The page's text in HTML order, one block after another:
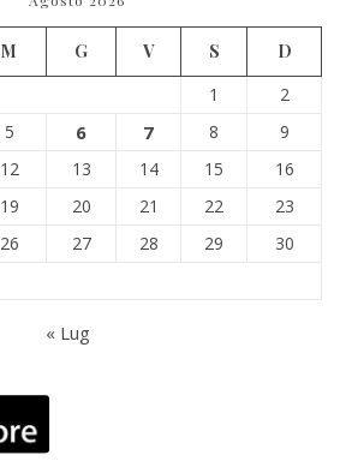
M G V S
D
1
2
5 6 7 8
9
12 13 14 15
16
19 20 21 22
23
26 27 28 29
30
« Lug